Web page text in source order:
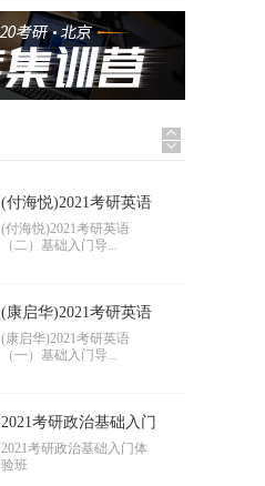
2021考研政治基础入门
导学
2021考研政治基础入门体
验班
(付海悦)2021考研英语
（二）基础入门导学
(付海悦)2021考研英语
（二）基础入门导...
(康启华)2021考研英语
（一）基础入门导学
(康启华)2021考研英语
（一）基础入门导...
2021考研政治基础入门
导学
2021考研政治基础入门体
验班